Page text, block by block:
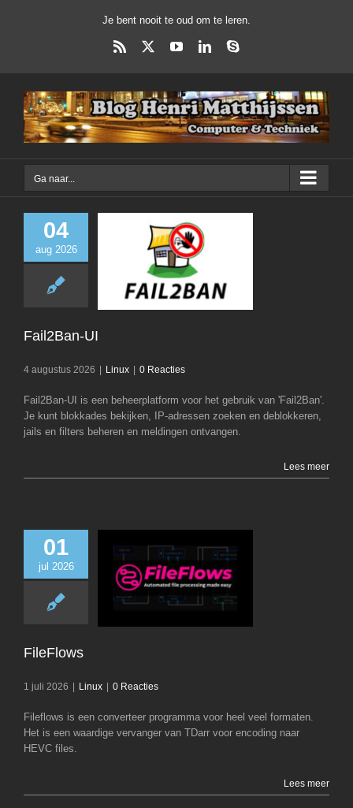
Je bent nooit te oud om te leren.
Rss YouTubeLinkedInSkype
Ga naar...
04
aug 2026
Fail2Ban-UI
4 augustus 2026 | Linux | 0 Reacties
Fail2Ban-UI is een beheerplatform voor het gebruik van 'Fail2Ban'.
Je kunt blokkades bekijken, IP-adressen zoeken en deblokkeren,
jails en filters beheren en meldingen ontvangen.
Lees meer
01
jul 2026
FileFlows
1 juli 2026 | Linux | 0 Reacties
Fileflows is een converteer programma voor heel veel formaten.
Het is een waardige vervanger van TDarr voor encoding naar
HEVC files.
Lees meer